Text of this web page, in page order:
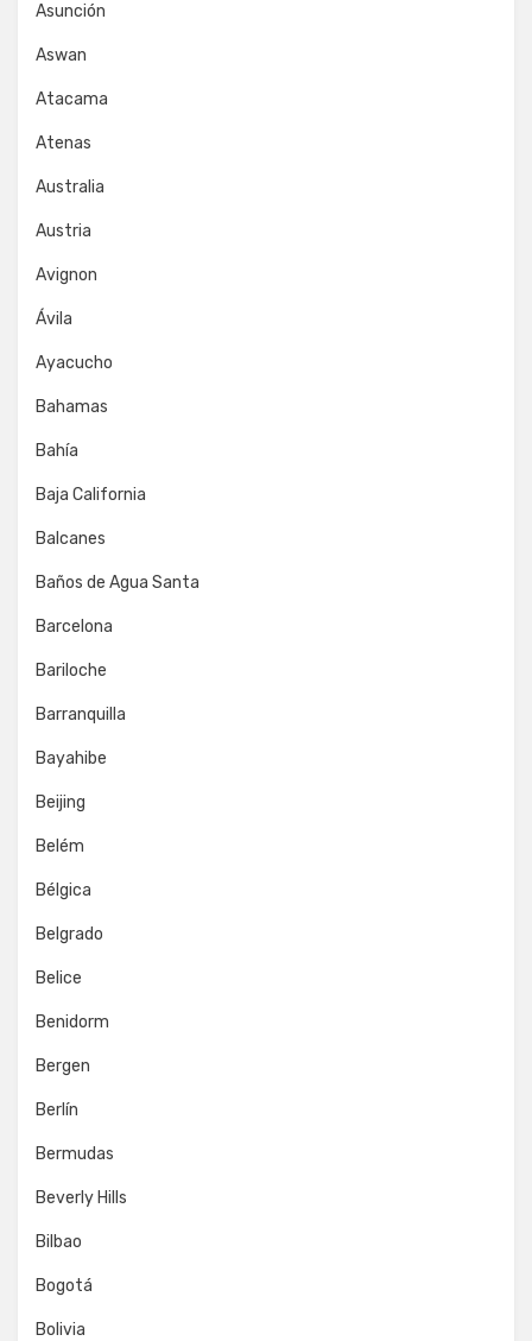
Asunción
Aswan
Atacama
Atenas
Australia
Austria
Avignon
Ávila
Ayacucho
Bahamas
Bahía
Baja California
Balcanes
Baños de Agua Santa
Barcelona
Bariloche
Barranquilla
Bayahibe
Beijing
Belém
Bélgica
Belgrado
Belice
Benidorm
Bergen
Berlín
Bermudas
Beverly Hills
Bilbao
Bogotá
Bolivia